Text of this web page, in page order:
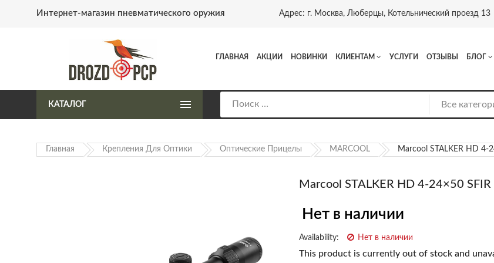
Интернет-магазин пневматического оружия Адрес: г. Москва, Люберцы, Котельнический проезд 13
ГЛАВНАЯ АКЦИИ НОВИНКИ КЛИЕНТАМ УСЛУГИ ОТЗЫВЫ БЛОГ
КАТАЛОГ
Главная Крепления Для Оптики Оптические Прицелы MARCOOL Marcool STALKER HD 4-
Marcool STALKER HD 4-24×50 SFIR
Нет в наличии
Availability: Нет в наличии
This product is currently out of stock and